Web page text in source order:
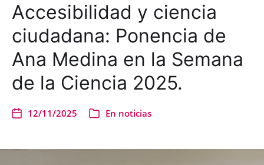
Accesibilidad y ciencia
ciudadana: Ponencia de
Ana Medina en la Semana
de la Ciencia 2025.
12/11/2025 En noticias